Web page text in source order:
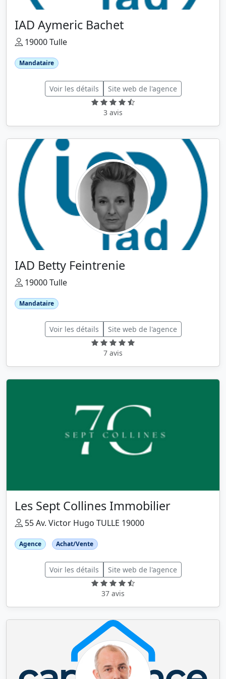
IAD Aymeric Bachet
19000 Tulle
Mandataire
Voir les détails Site web de l'agence
3 avis
IAD Betty Feintrenie
19000 Tulle
Mandataire
Voir les détails Site web de l'agence
7 avis
Les Sept Collines Immobilier
55 Av. Victor Hugo TULLE 19000
Agence Achat/Vente
Voir les détails Site web de l'agence
37 avis